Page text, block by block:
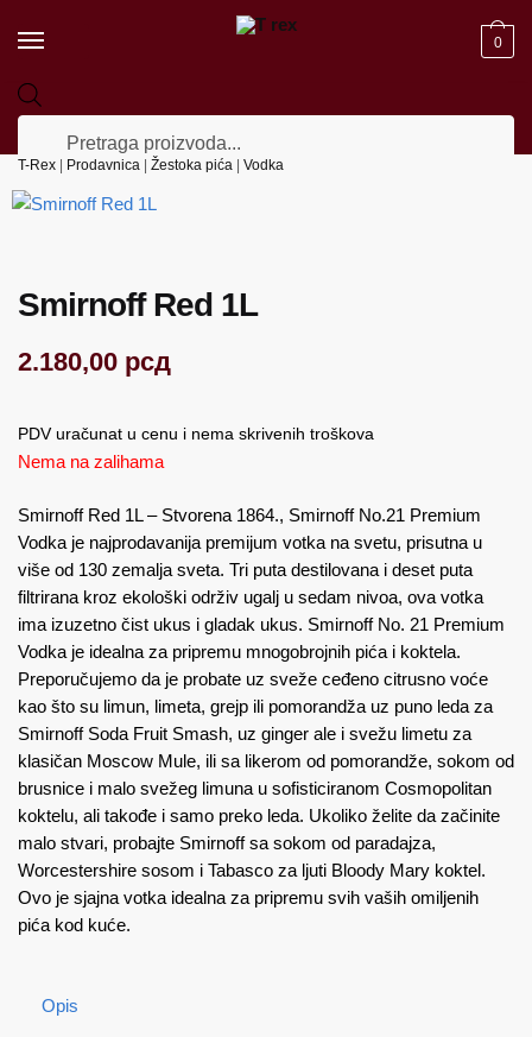
0
T-Rex Prodavnica Žestoka pića Vodka
Smirnoff Red 1L
2.180,00 рсд
PDV uračunat u cenu i nema skrivenih troškova
Nema na zalihama
Smirnoff Red 1L – Stvorena 1864., Smirnoff No.21 Premium
Vodka je najprodavanija premijum votka na svetu, prisutna u
više od 130 zemalja sveta. Tri puta destilovana i deset puta
filtrirana kroz ekološki održiv ugalj u sedam nivoa, ova votka
ima izuzetno čist ukus i gladak ukus. Smirnoff No. 21 Premium
Vodka je idealna za pripremu mnogobrojnih pića i koktela.
Preporučujemo da je probate uz sveže ceđeno citrusno voće
kao što su limun, limeta, grejp ili pomorandža uz puno leda za
Smirnoff Soda Fruit Smash, uz ginger ale i svežu limetu za
klasičan Moscow Mule, ili sa likerom od pomorandže, sokom od
brusnice i malo svežeg limuna u sofisticiranom Cosmopolitan
koktelu, ali takođe i samo preko leda. Ukoliko želite da začinite
malo stvari, probajte Smirnoff sa sokom od paradajza,
Worcestershire sosom i Tabasco za ljuti Bloody Mary koktel.
Ovo je sjajna votka idealna za pripremu svih vaših omiljenih
pića kod kuće.
Opis